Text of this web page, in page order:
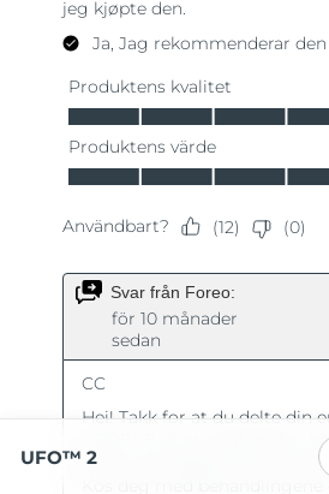
UFO™ 2